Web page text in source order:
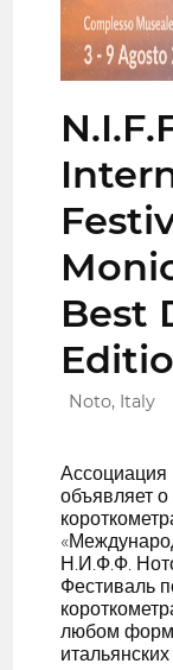
Best
Noto, Italy
Ассоциация
объявляет
Н.И.Ф.Ф.
Фестиваль
любом